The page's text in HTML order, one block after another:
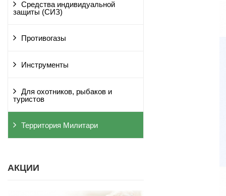
Средства индивидуальной
защиты (СИЗ)
Противогазы
Инструменты
Для охотников, рыбаков и
туристов
Территория Милитари
АКЦИИ